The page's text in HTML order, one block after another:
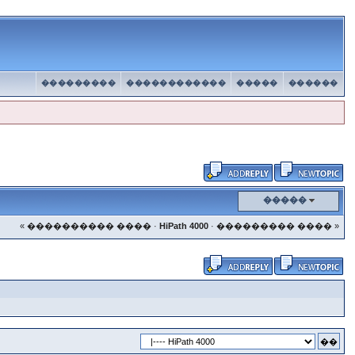
������
�����
������������
���������
�����
« ���������� ����· HiPath 4000· ��������� ���� »